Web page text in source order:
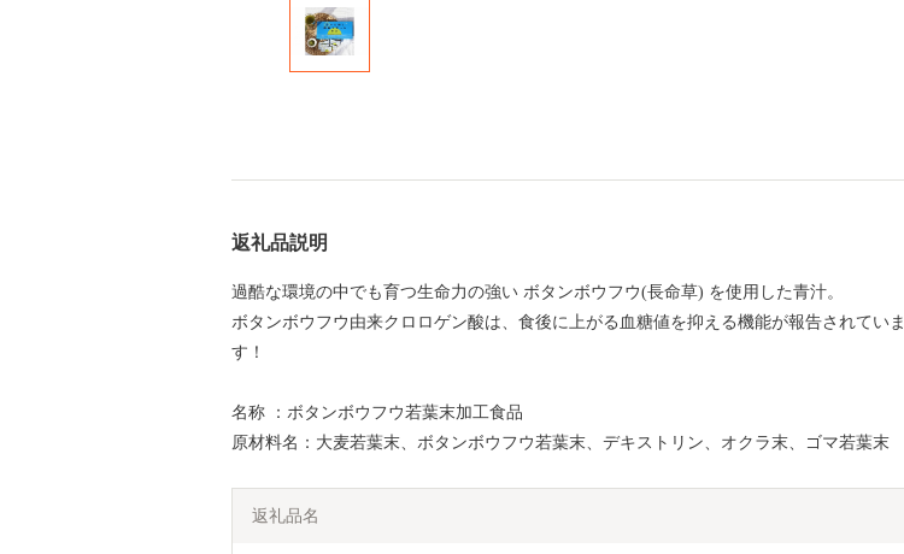
返礼品説明
過酷な環境の中でも育つ生命力の強い ボタンボウフウ(長命草) を使用した青汁。
ボタンボウフウ由来クロロゲン酸は、食後に上がる血糖値を抑える機能が報告されていま
す！
名称 ：ボタンボウフウ若葉末加工食品
原材料名：大麦若葉末、ボタンボウフウ若葉末、デキストリン、オクラ末、ゴマ若葉末
返礼品名